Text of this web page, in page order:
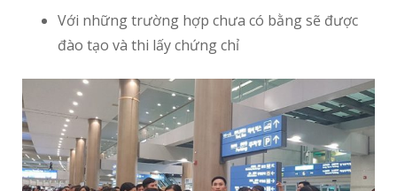
Với những trường hợp chưa có bằng sẽ được
đào tạo và thi lấy chứng chỉ